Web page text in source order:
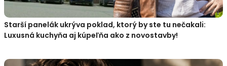
Starší panelák ukrýva poklad, ktorý by ste tu nečakali:
Luxusná kuchyňa aj kúpeľňa ako z novostavby!